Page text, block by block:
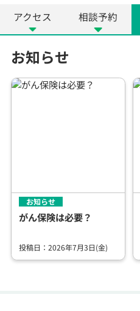
アクセス 相談予約
お知らせ
お知らせ
がん保険は必要？
投稿日：2026年7月3日(金)